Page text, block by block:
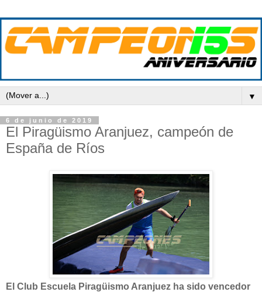
▼
6 de junio de 2019
El Piragüismo Aranjuez, campeón de
España de Ríos
El Club Escuela Piragüismo Aranjuez ha sido vencedor